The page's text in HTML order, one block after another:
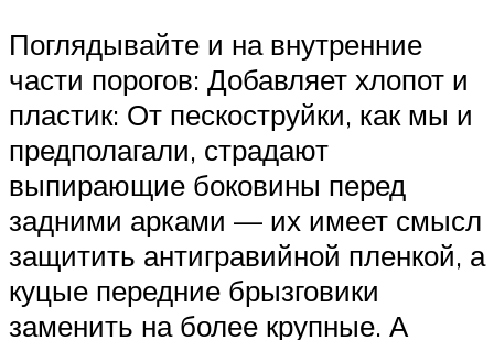
Поглядывайте и на внутренние
части порогов: Добавляет хлопот и
пластик: От пескоструйки, как мы и
предполагали, страдают
выпирающие боковины перед
задними арками — их имеет смысл
защитить антигравийной пленкой, а
куцые передние брызговики
заменить на более крупные. А